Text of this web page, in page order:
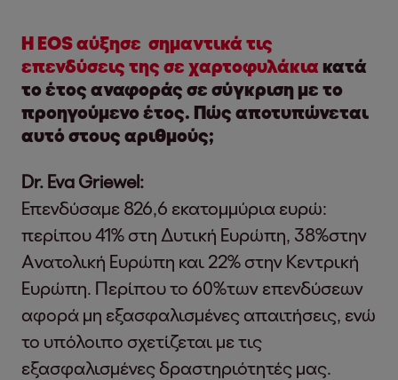
Η EOSαύξησε σημαντικά τις
επενδύσεις της σε χαρτοφυλάκια κατά
το έτος αναφοράς σε σύγκριση με το
προηγούμενο έτος. Πώς αποτυπώνεται
αυτό στους αριθμούς;
Dr. Eva Griewel:
Επενδύσαμε 826,6 εκατομμύρια ευρώ:
περίπου 41% στη Δυτική Ευρώπη, 38%στην
Ανατολική Ευρώπη και 22% στην Κεντρική
Ευρώπη. Περίπου το 60%των επενδύσεων
αφορά μη εξασφαλισμένες απαιτήσεις, ενώ
το υπόλοιπο σχετίζεται με τις
εξασφαλισμένες δραστηριότητές μας.